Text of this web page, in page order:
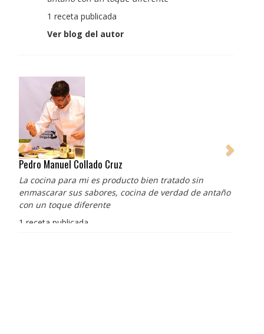
1 receta publicada
Ver blog del autor
Pedro Manuel Collado Cruz
La cocina para mi es producto bien tratado sin
enmascarar sus sabores, cocina de verdad de antaño
con un toque diferente
1 receta publicada